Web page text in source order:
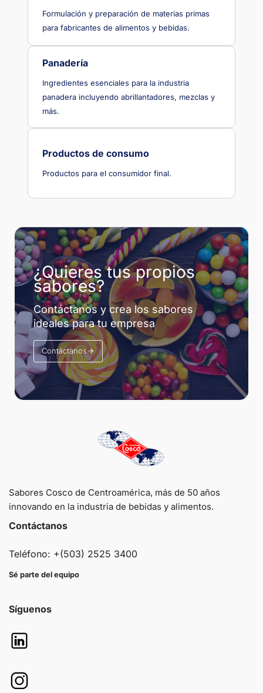
Formulación y preparación de materias primas
para fabricantes de alimentos y bebidas.
Panadería
Ingredientes esenciales para la industria
panadera incluyendo abrillantadores, mezclas y
más.
Productos de consumo
Productos para el consumidor final.
¿Quieres tus propios
sabores?
Contáctanos y crea los sabores
ideales para tu empresa
Contáctanos
Sabores Cosco de Centroamérica, más de 50 años
innovando en la industria de bebidas y alimentos.
Contáctanos
Teléfono: +(503) 2525 3400
Sé parte del equipo
Síguenos